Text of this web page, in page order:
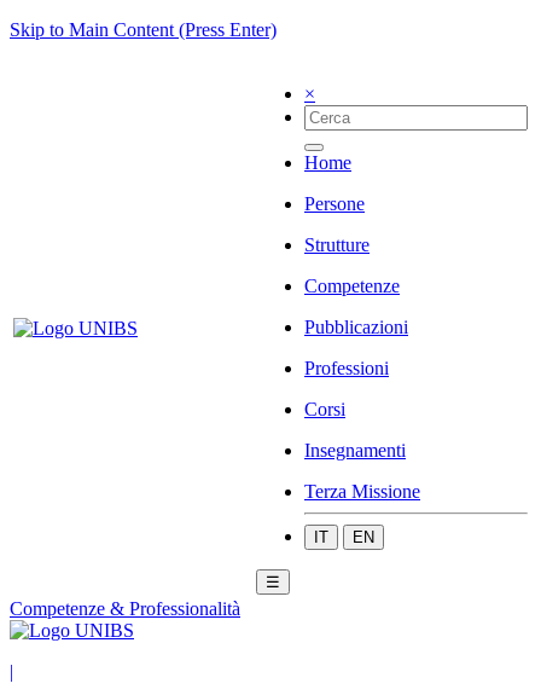
Skip to Main Content (Press Enter)
×
Home
Persone
Strutture
Competenze
Pubblicazioni
Professioni
Corsi
Insegnamenti
Terza Missione
IT EN
☰
Competenze & Professionalità
|